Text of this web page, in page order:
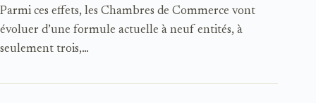
Parmi ces effets, les Chambres de Commerce vont
évoluer d’une formule actuelle à neuf entités, à
seulement trois,…